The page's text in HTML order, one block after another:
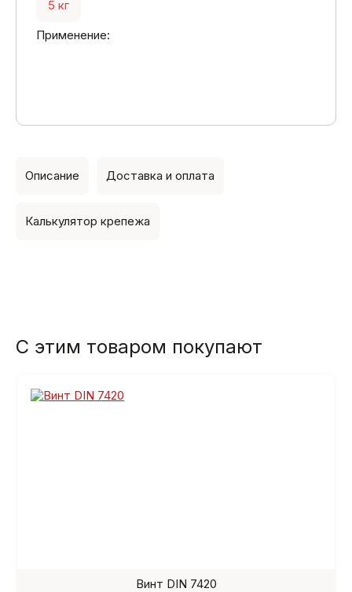
5 кг
Применение:
Описание Доставка и оплата
Калькулятор крепежа
С этим товаром покупают
Винт DIN 7420